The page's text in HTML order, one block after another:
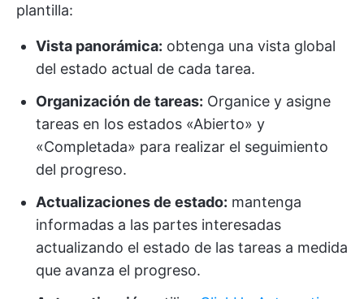
plantilla:
Vista panorámica: obtenga una vista global
del estado actual de cada tarea.
Organización de tareas: Organice y asigne
tareas en los estados «Abierto» y
«Completada» para realizar el seguimiento
del progreso.
Actualizaciones de estado: mantenga
informadas a las partes interesadas
actualizando el estado de las tareas a medida
que avanza el progreso.